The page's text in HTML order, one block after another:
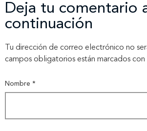
Deja tu comentario
continuación
Tu dirección de correo electrónico no
campos obligatorios están marcados con
Nombre *